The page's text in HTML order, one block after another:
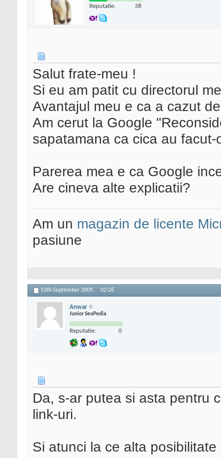
Reputatie: 38
Salut frate-meu !
Si eu am patit cu directorul
Avantajul meu e ca a cazut
Am cerut la Google
sapatamana ca cica au
Parerea mea e ca Google
Are cineva alte explicatii?
Am un magazin de licente
pasiune
13th September 2009, 02:26
Anwar
Junior SeoPedia
Reputatie: 0
Da, s-ar putea si asta pentru
link-uri.
Si atunci la ce alta